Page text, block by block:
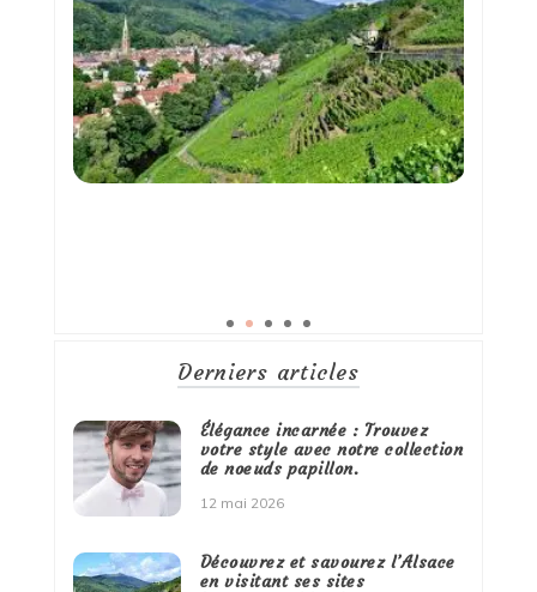
Derniers articles
Élégance incarnée : Trouvez
votre style avec notre collection
de noeuds papillon.
12 mai 2026
Découvrez et savourez l’Alsace
en visitant ses sites